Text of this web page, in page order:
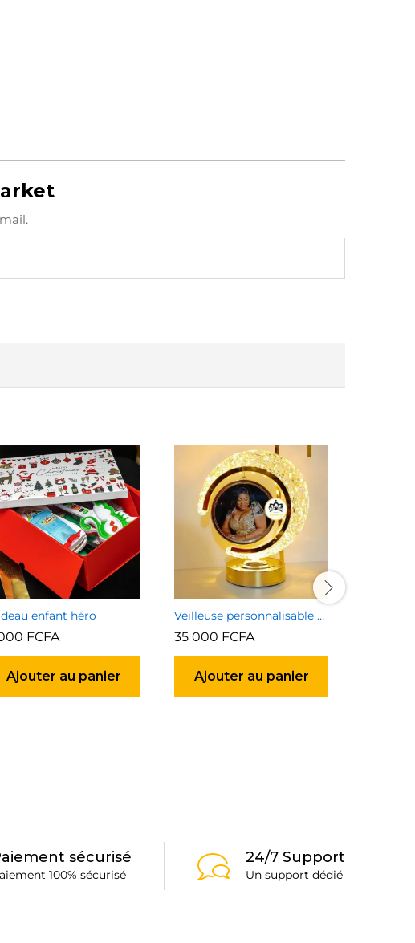
enfant héro
FCFA
Ajouter au panier
Veilleuse personnalisable avec photo et texte (2faces)
35 000 FCFA
Ajouter au panier
sécurisé
100% sécurisé
24/7 Support
Un support dédié